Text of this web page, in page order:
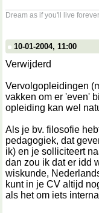
Dream as if you'll live
10-01-2004, 11:00
Verwijderd
Vervolgopleidingen
vakken om er 'even'
opleiding kan wel
Als je bv. filosofie
pedagogiek, dat
ik) en je solliciteert
dan zou ik dat er idd
wiskunde,
kunt in je CV altijd
als het om iets